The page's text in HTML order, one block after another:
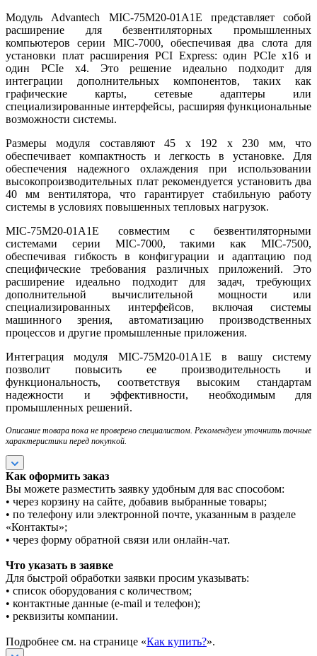
Модуль Advantech MIC-75M20-01A1E представляет собой
расширение для безвентиляторных промышленных
компьютеров серии MIC-7000, обеспечивая два слота для
установки плат расширения PCI Express: один PCIe x16 и
один PCIe x4. Это решение идеально подходит для
интеграции дополнительных компонентов, таких как
графические карты, сетевые адаптеры или
специализированные интерфейсы, расширяя функциональные
возможности системы.
Размеры модуля составляют 45 x 192 x 230 мм, что
обеспечивает компактность и легкость в установке. Для
обеспечения надежного охлаждения при использовании
высокопроизводительных плат рекомендуется установить два
40 мм вентилятора, что гарантирует стабильную работу
системы в условиях повышенных тепловых нагрузок.
MIC-75M20-01A1E совместим с безвентиляторными
системами серии MIC-7000, такими как MIC-7500,
обеспечивая гибкость в конфигурации и адаптацию под
специфические требования различных приложений. Это
расширение идеально подходит для задач, требующих
дополнительной вычислительной мощности или
специализированных интерфейсов, включая системы
машинного зрения, автоматизацию производственных
процессов и другие промышленные приложения.
Интеграция модуля MIC-75M20-01A1E в вашу систему
позволит повысить ее производительность и
функциональность, соответствуя высоким стандартам
надежности и эффективности, необходимым для
промышленных решений.
Описание товара пока не проверено специалистом. Рекомендуем уточнить точные
характеристики перед покупкой.
Как оформить заказ
Вы можете разместить заявку удобным для вас способом:
• через корзину на сайте, добавив выбранные товары;
• по телефону или электронной почте, указанным в разделе
«Контакты»;
• через форму обратной связи или онлайн-чат.
Что указать в заявке
Для быстрой обработки заявки просим указывать:
• список оборудования с количеством;
• контактные данные (e-mail и телефон);
• реквизиты компании.
Подробнее см. на странице «Как купить?».